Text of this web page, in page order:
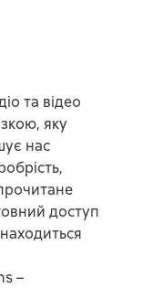
та відео
яку
нас
доступ
–